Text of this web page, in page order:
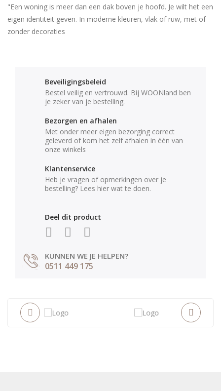
"Een woning is meer dan een dak boven je hoofd. Je wilt het een
eigen identiteit geven. In moderne kleuren, vlak of ruw, met of
zonder decoraties
Beveiligingsbeleid
Bestel veilig en vertrouwd. Bij WOONland ben
je zeker van je bestelling.
Bezorgen en afhalen
Met onder meer eigen bezorging correct
geleverd of kom het zelf afhalen in één van
onze winkels
Klantenservice
Heb je vragen of opmerkingen over je
bestelling? Lees hier wat te doen.
Deel dit product
KUNNEN WE JE HELPEN?
0511 449 175